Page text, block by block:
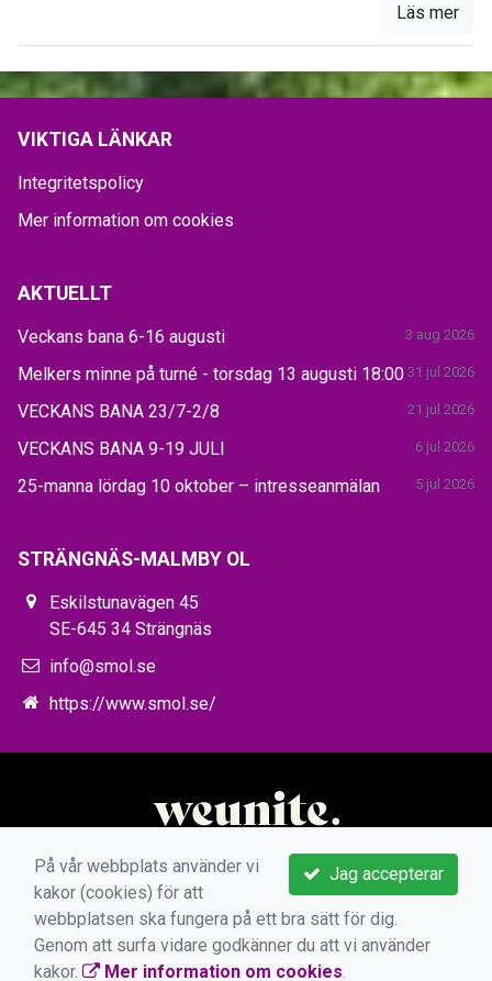
Läs mer
VIKTIGA LÄNKAR
Integritetspolicy
Mer information om cookies
AKTUELLT
Veckans bana 6-16 augusti 3 aug 2026
Melkers minne på turné - torsdag 13 augusti 18:00 31 jul 2026
VECKANS BANA 23/7-2/8 21 jul 2026
VECKANS BANA 9-19 JULI 6 jul 2026
25-manna lördag 10 oktober – intresseanmälan 5 jul 2026
STRÄNGNÄS-MALMBY OL
Eskilstunavägen 45
SE-645 34 Strängnäs
info@smol.se
https://www.smol.se/
Jag accepterar
På vår webbplats använder vi
kakor (cookies) för att
webbplatsen ska fungera på ett bra sätt för dig.
Genom att surfa vidare godkänner du att vi använder
kakor.
Mer information om cookies.